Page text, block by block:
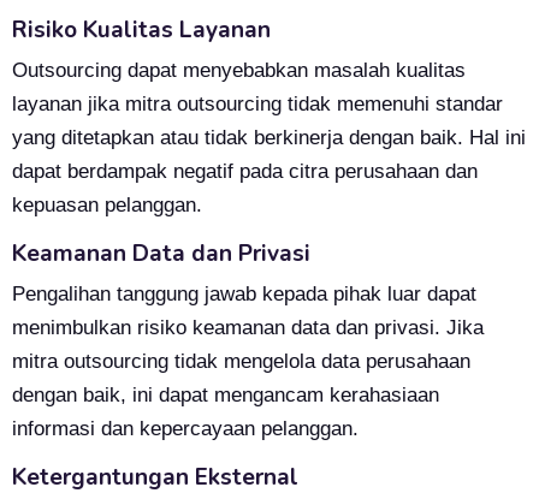
Risiko Kualitas Layanan
Outsourcing dapat menyebabkan masalah kualitas
layanan jika mitra outsourcing tidak memenuhi standar
yang ditetapkan atau tidak berkinerja dengan baik. Hal ini
dapat berdampak negatif pada citra perusahaan dan
kepuasan pelanggan.
Keamanan Data dan Privasi
Pengalihan tanggung jawab kepada pihak luar dapat
menimbulkan risiko keamanan data dan privasi. Jika
mitra outsourcing tidak mengelola data perusahaan
dengan baik, ini dapat mengancam kerahasiaan
informasi dan kepercayaan pelanggan.
Ketergantungan Eksternal